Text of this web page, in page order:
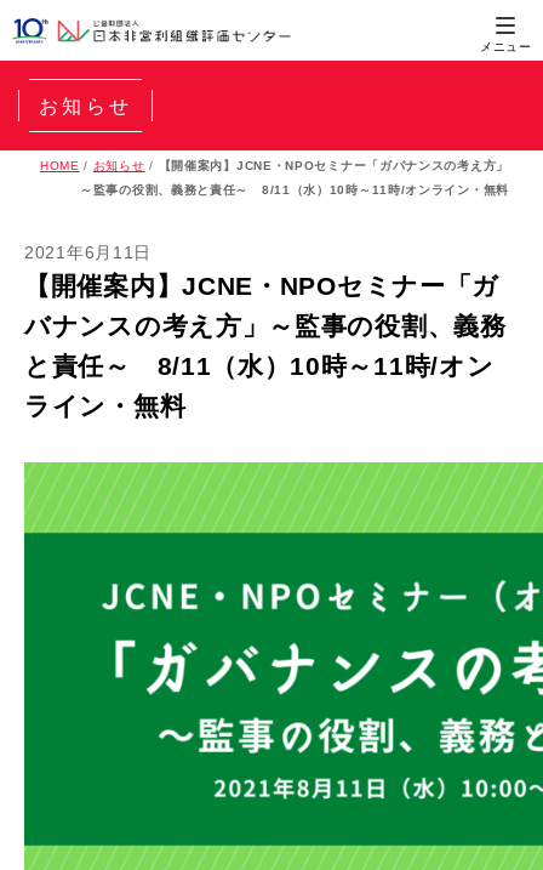
お知らせ
HOME / お知らせ /
【開催案内】JCNE・NPOセミナー「ガバナンスの考え方」
～監事の役割、義務と責任～ 8/11（水）10時～11時/オンライン・無料
2021年6月11日
【開催案内】JCNE・NPOセミナー「ガ
バナンスの考え方」～監事の役割、義務
と責任～ 8/11（水）10時～11時/オン
ライン・無料